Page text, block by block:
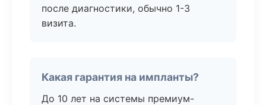
после диагностики, обычно 1-3
визита.
Какая гарантия на импланты?
До 10 лет на системы премиум-